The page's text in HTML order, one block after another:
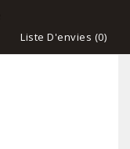
Liste D'envies (0)